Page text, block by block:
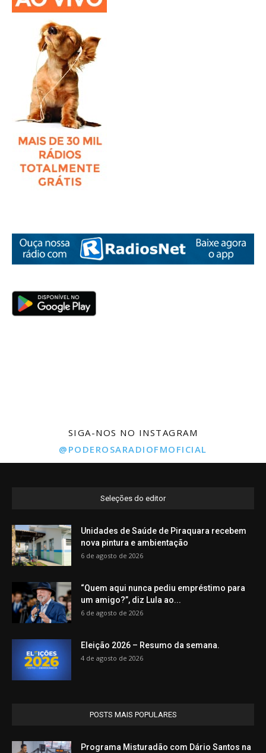
SIGA-NOS NO INSTAGRAM
@PODEROSARADIOFMOFICIAL
Seleções do editor
Unidades de Saúde de Piraquara recebem
nova pintura e ambientação
6 de agosto de 2026
“Quem aqui nunca pediu empréstimo para
um amigo?”, diz Lula ao...
6 de agosto de 2026
Eleição 2026 – Resumo da semana.
4 de agosto de 2026
POSTS MAIS POPULARES
Programa Misturadão com Dário Santos na